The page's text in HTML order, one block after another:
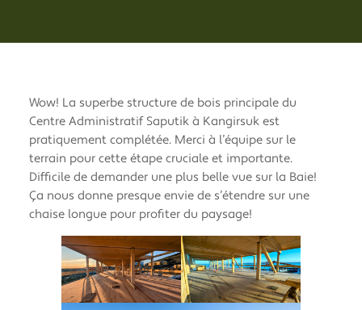
Wow! La superbe structure de bois principale du
Centre Administratif Saputik à Kangirsuk est
pratiquement complétée. Merci à l’équipe sur le
terrain pour cette étape cruciale et importante.
Difficile de demander une plus belle vue sur la Baie!
Ça nous donne presque envie de s’étendre sur une
chaise longue pour profiter du paysage!